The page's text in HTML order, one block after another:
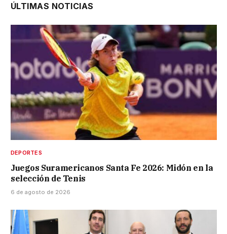
ÚLTIMAS NOTICIAS
DEPORTES
Juegos Suramericanos Santa Fe 2026: Midón en la
selección de Tenis
6 de agosto de 2026